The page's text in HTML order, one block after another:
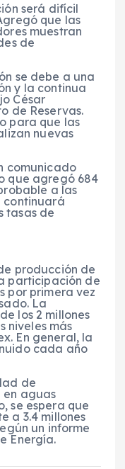
será difícil
que las
muestran
de
se debe a una
y la continua
César
de Reservas.
para que las
nuevas
comunicado
que agregó 684
a las
continuará
tasas de
producción de
participación de
por primera vez
La
los 2 millones
niveles más
En general, la
cada año
de
en aguas
se espera que
a 3.4 millones
un informe
Energía.